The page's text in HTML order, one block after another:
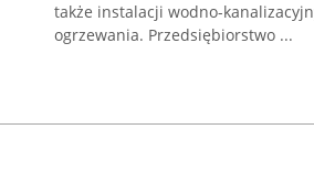
także instalacji wodno-
ogrzewania. Przedsiębiorstwo ...